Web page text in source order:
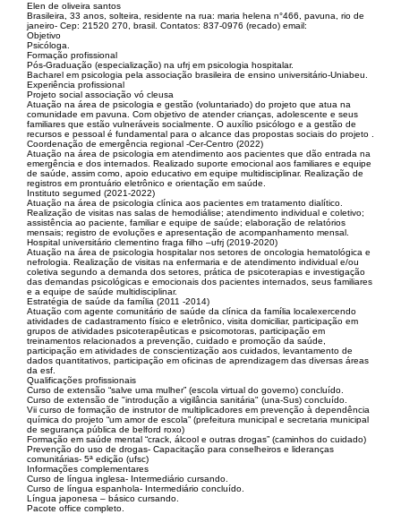
Elen de oliveira santos
Brasileira, 33 anos, solteira, residente na rua: maria helena n°466, pavuna, rio de
janeiro- Cep: 21520 270, brasil. Contatos: 837-0976 (recado) email:
Objetivo
Psicóloga.
Formação profissional
Pós-Graduação (especialização) na ufrj em psicologia hospitalar.
Bacharel em psicologia pela associação brasileira de ensino universitário-Uniabeu.
Experiência profissional
Projeto social associação vó cleusa
Atuação na área de psicologia e gestão (voluntariado) do projeto que atua na
comunidade em pavuna. Com objetivo de atender crianças, adolescente e seus
familiares que estão vulneráveis socialmente. O auxílio psicólogo e a gestão de
recursos e pessoal é fundamental para o alcance das propostas sociais do projeto .
Coordenação de emergência regional -Cer-Centro (2022)
Atuação na área de psicologia em atendimento aos pacientes que dão entrada na
emergência e dos internados. Realizado suporte emocional aos familiares e equipe
de saúde, assim como, apoio educativo em equipe multidisciplinar. Realização de
registros em prontuário eletrônico e orientação em saúde.
Instituto segumed (2021-2022)
Atuação na área de psicologia clínica aos pacientes em tratamento dialítico.
Realização de visitas nas salas de hemodiálise; atendimento individual e coletivo;
assistência ao paciente, familiar e equipe de saúde; elaboração de relatórios
mensais; registro de evoluções e apresentação de acompanhamento mensal.
Hospital universitário clementino fraga filho –ufrj (2019-2020)
Atuação na área de psicologia hospitalar nos setores de oncologia hematológica e
nefrologia. Realização de visitas na enfermaria e de atendimento individual e/ou
coletiva segundo a demanda dos setores, prática de psicoterapias e investigação
das demandas psicológicas e emocionais dos pacientes internados, seus familiares
e a equipe de saúde multidisciplinar.
Estratégia de saúde da família (2011 -2014)
Atuação com agente comunitário de saúde da clínica da família localexercendo
atividades de cadastramento físico e eletrônico, visita domiciliar, participação em
grupos de atividades psicoterapêuticas e psicomotoras, participação em
treinamentos relacionados a prevenção, cuidado e promoção da saúde,
participação em atividades de conscientização aos cuidados, levantamento de
dados quantitativos, participação em oficinas de aprendizagem das diversas áreas
da esf.
Qualificações profissionais
Curso de extensão “salve uma mulher” (escola virtual do governo) concluído.
Curso de extensão de "introdução a vigilância sanitária" (una-Sus) concluído.
Vii curso de formação de instrutor de multiplicadores em prevenção à dependência
química do projeto “um amor de escola” (prefeitura municipal e secretaria municipal
de segurança pública de belford roxo)
Formação em saúde mental “crack, álcool e outras drogas” (caminhos do cuidado)
Prevenção do uso de drogas- Capacitação para conselheiros e lideranças
comunitárias- 5ª edição (ufsc)
Informações complementares
Curso de língua inglesa- Intermediário cursando.
Curso de língua espanhola- Intermediário concluído.
Língua japonesa – básico cursando.
Pacote office completo.